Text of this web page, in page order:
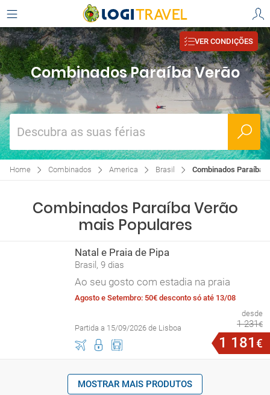
VER CONDIÇÕES
Combinados Paraíba Verão
Descubra as suas férias
Home Combinados America Brasil Combinados Paraíba
Combinados Paraíba Verão
mais Populares
Natal e Praia de Pipa
Brasil, 9 dias
Ao seu gosto com estadia na praia
Agosto e Setembro: 50€ desconto só até 13/08
Partida a 15/09/2026 de Lisboa
desde
1 231€
1 181 €
MOSTRAR MAIS PRODUTOS